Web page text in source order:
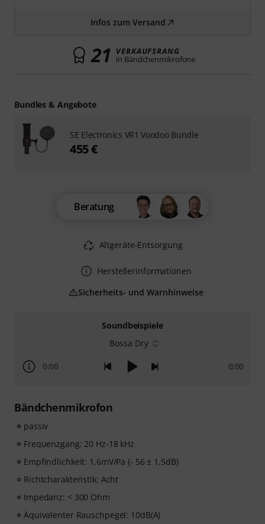
Soundbeispiele
Bossa Dry
0:00 0:00
Bändchenmikrofon
passiv
Frequenzgang: 20 Hz-18 kHz
Empfindlichkeit: 1,6mV/Pa (- 56 ± 1,5dB)
Richtcharakteristik: Acht
Impedanz: < 300 Ohm
Äquivalenter Rauschpegel: 10dB(A)
Infos zum Versand
21 VERKAUFSRANG
in Bändchenmikrofone
Beratung
Altgeräte-Entsorgung
Herstellerinformationen
Sicherheits- und Warnhinweise
Bundles & Angebote
SE Electronics VR1 Voodoo Bundle
455 €